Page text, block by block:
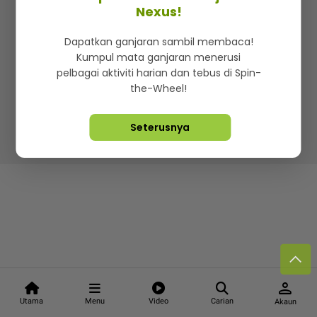
Utama Menu Video Carian
person
Akaun
Iklan di SMG360
Terma & Syarat Dasar Privasi
Lebih hot, viral dan sensasi
Hakcipta Terpelihara ©2026. Star Media Group Berhad
Nexus!
Dapatkan ganjaran sambil membaca!
Kumpul mata ganjaran menerusi
pelbagai aktiviti harian dan tebus di Spin-
the-Wheel!
Seterusnya